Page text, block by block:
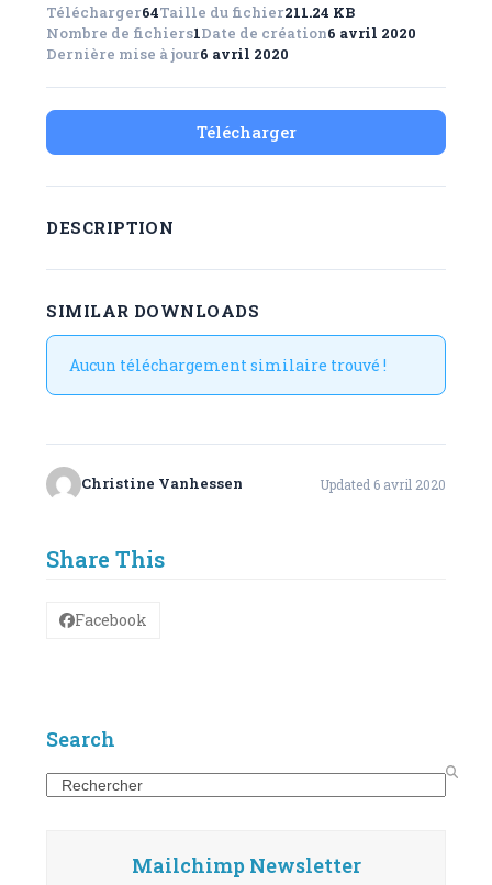
Télécharger64Taille du fichier211.24 KB
Nombre de fichiers1Date de création6 avril 2020
Dernière mise à jour6 avril 2020
Télécharger
DESCRIPTION
SIMILAR DOWNLOADS
Aucun téléchargement similaire trouvé !
Christine Vanhessen Updated 6 avril 2020
Share This
Facebook
Search
Search
Mailchimp Newsletter